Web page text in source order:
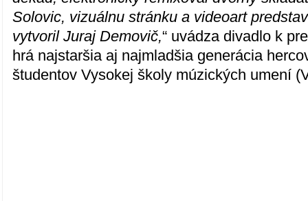
Solovic, vizuálnu stránku a videoart
vytvoril Juraj Demovič,“ uvádza divadlo k
hrá najstaršia aj najmladšia generácia
študentov Vysokej školy múzických umení